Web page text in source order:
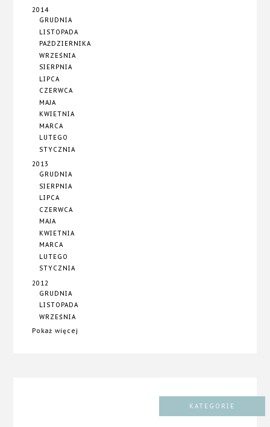
2014
GRUDNIA
LISTOPADA
PAŹDZIERNIKA
WRZEŚNIA
SIERPNIA
LIPCA
CZERWCA
MAJA
KWIETNIA
MARCA
LUTEGO
STYCZNIA
2013
GRUDNIA
SIERPNIA
LIPCA
CZERWCA
MAJA
KWIETNIA
MARCA
LUTEGO
STYCZNIA
2012
GRUDNIA
LISTOPADA
WRZEŚNIA
Pokaż więcej
KATEGORIE